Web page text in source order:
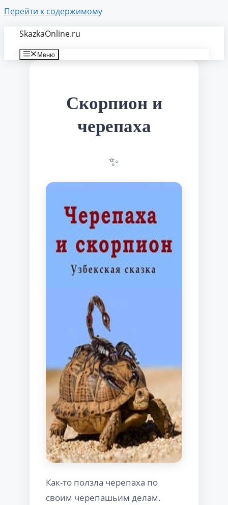
Перейти к содержимому
SkazkaOnline.ru
Меню
Скорпион и
черепаха
Как-то ползла черепаха по
своим черепашьим делам.